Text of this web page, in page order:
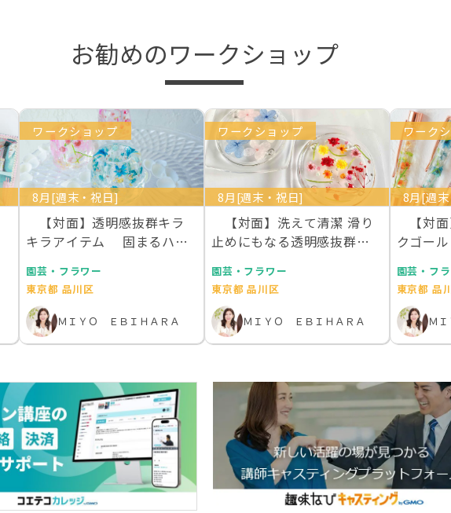
お勧めのワークショップ
ワークショップ
8月[週末・祝日]
【対面】透明感抜群キラ
キラアイテム 固まるハー
園芸・フラワー
東京都 品川区
ＭＩＹＯ ＥＢＩＨＡＲＡ
ワークショップ
8月[週末・祝日]
【対面】洗えて清潔 滑り
止めにもなる透明感抜群の
園芸・フラワー
東京都 品川区
ＭＩＹＯ ＥＢＩＨＡＲＡ
ワーク
8月[週
【対
クゴー
園芸・フ
東京都 品
Ｍ